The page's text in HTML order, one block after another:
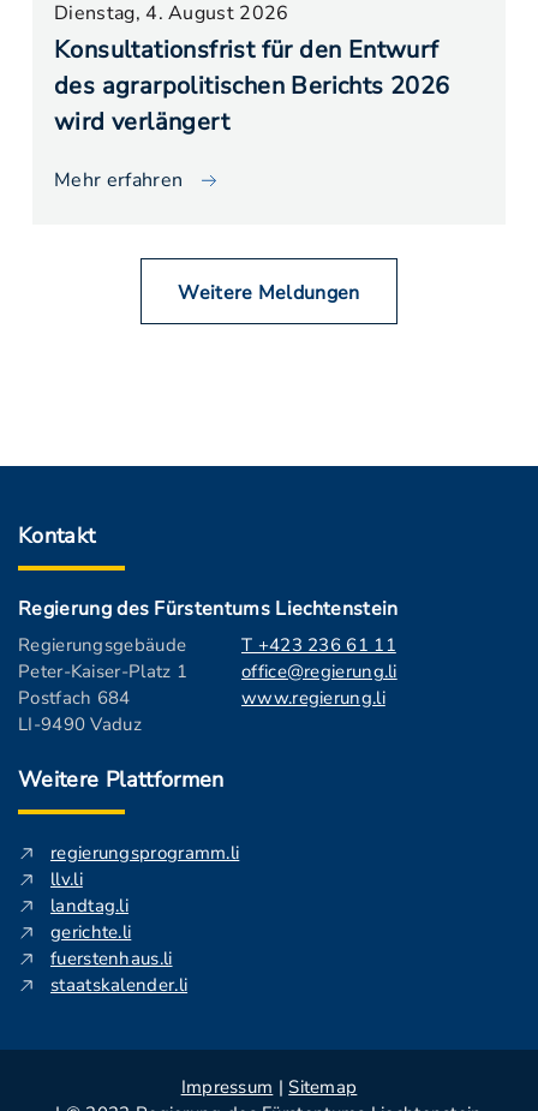
Dienstag, 4. August 2026
Konsultationsfrist für den Entwurf
des agrarpolitischen Berichts 2026
wird verlängert
Mehr erfahren
Weitere Meldungen
Kontakt
Regierung des Fürstentums Liechtenstein
Regierungsgebäude
Peter-Kaiser-Platz 1
Postfach 684
LI-9490 Vaduz
T +423 236 61 11
office@regierung.li
www.regierung.li
Weitere Plattformen
regierungsprogramm.li
llv.li
landtag.li
gerichte.li
fuerstenhaus.li
staatskalender.li
Impressum | Sitemap